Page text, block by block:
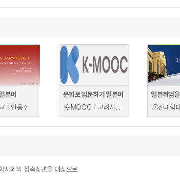
본어
| 안용주
문화로 입문하기 일본어
K-MOOC | 고려사이버대학교 박연정, 고마쓰 나나
자와의 접촉장면을 대상으로